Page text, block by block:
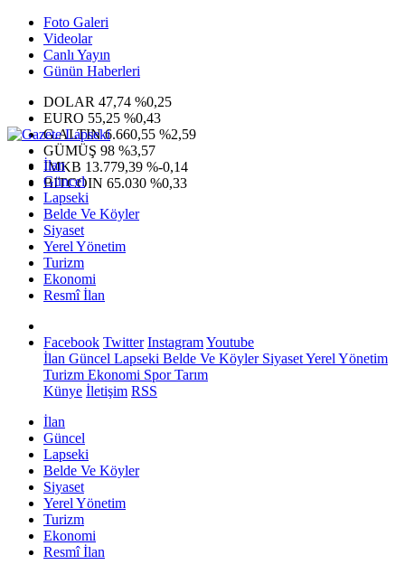
Foto Galeri
Videolar
Canlı Yayın
Günün Haberleri
DOLAR 47,74 %0,25
EURO 55,25 %0,43
G.ALTIN6.660,55 %2,59
GÜMÜŞ 98 %3,57
IMKB 13.779,39 %-0,14
BITCOIN 65.030 %0,33
İlan
Güncel
Lapseki
Belde Ve Köyler
Siyaset
Yerel Yönetim
Turizm
Ekonomi
Resmî İlan
Facebook Twitter InstagramYoutube
İlan Güncel Lapseki Belde Ve KöylerSiyasetYerel Yönetim
Turizm Ekonomi SporTarım
Künye İletişim RSS
İlan
Güncel
Lapseki
Belde Ve Köyler
Siyaset
Yerel Yönetim
Turizm
Ekonomi
Resmî İlan